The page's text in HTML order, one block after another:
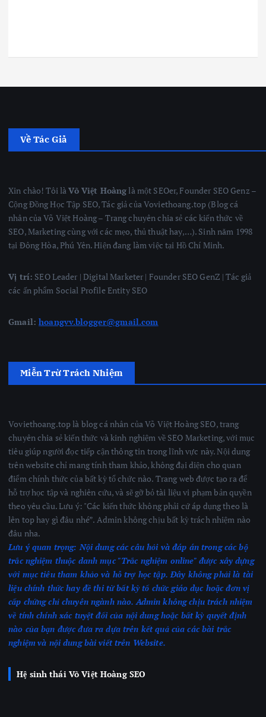
Về Tác Giả
Xin chào! Tôi làVõ Việt Hoànglà một SEOer, Founder SEO Genz –
Cộng Đồng Học Tập SEO, Tác giả của Voviethoang.top (Blog cá
nhân của Võ Việt Hoàng – Trang chuyên chia sẻ các kiến thức về
SEO, Marketing cùng với các mẹo, thủ thuật hay,…). Sinh năm 1998
tại Đông Hòa, Phú Yên. Hiện đang làm việc tại Hồ Chí Minh.
Vị trí: SEO Leader | Digital Marketer | Founder SEO GenZ | Tác giả
các ấn phẩm Social Profile Entity SEO
Gmail:hoangvv.blogger@gmail.com
Miễn Trừ Trách Nhiệm
Voviethoang.top là blog cá nhân của Võ Việt Hoàng SEO, trang
chuyên chia sẻ kiến thức và kinh nghiệm về SEO Marketing, với mục
tiêu giúp người đọc tiếp cận thông tin trong lĩnh vực này. Nội dung
trên website chỉ mang tính tham khảo, không đại diện cho quan
điểm chính thức của bất kỳ tổ chức nào. Trang web được tạo ra để
hỗ trợ học tập và nghiên cứu, và sẽ gỡ bỏ tài liệu vi phạm bản quyền
theo yêu cầu. Lưu ý: "Các kiến thức không phải cứ áp dụng theo là
lên top hay gì đâu nhé”. Admin không chịu bất kỳ trách nhiệm nào
đâu nha.
Lưu ý quan trọng: Nội dung các câu hỏi và đáp án trong các bộ
trắc nghiệm thuộc danh mục "Trắc nghiệm online" được xây dựng
với mục tiêu tham khảo và hỗ trợ học tập. Đây không phải là tài
liệu chính thức hay đề thi từ bất kỳ tổ chức giáo dục hoặc đơn vị
cấp chứng chỉ chuyên ngành nào. Admin không chịu trách nhiệm
về tính chính xác tuyệt đối của nội dung hoặc bất kỳ quyết định
nào của bạn được đưa ra dựa trên kết quả của các bài trắc
nghiệmvà nội dung bài viết trên Website.
Hệ sinh thái Võ Việt Hoàng SEO